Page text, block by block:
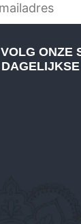
VOLG ONZE